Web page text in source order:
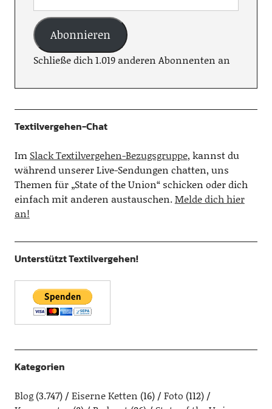
Abonnieren
Schließe dich 1.019 anderen Abonnenten an
Textilvergehen-Chat
Im Slack Textilvergehen-Bezugsgruppe, kannst du
während unserer Live-Sendungen chatten, uns
Themen für „State of the Union“ schicken oder dich
einfach mit anderen austauschen.Melde dich hier
an!
Unterstützt Textilvergehen!
Kategorien
Blog(3.747) Eiserne Ketten (16) Foto (112)